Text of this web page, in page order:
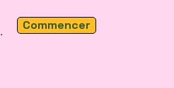
Commencer